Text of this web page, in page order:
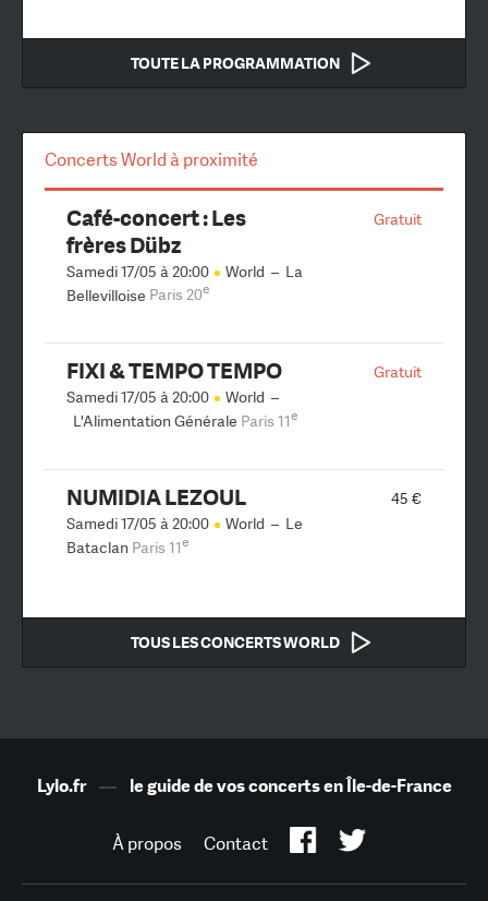
TOUTE LA PROGRAMMATION
Concerts World à proximité
Gratuit
Café-concert : Les
frères Dübz
Samedi 17/05 à 20:00 World – La
Bellevilloise Paris 20e
Gratuit
FIXI & TEMPO TEMPO
Samedi 17/05 à 20:00 World –
L'Alimentation Générale Paris 11e
45 €
NUMIDIA LEZOUL
Samedi 17/05 à 20:00 World – Le
Bataclan Paris 11e
TOUS LES CONCERTS WORLD
Lylo.fr— le guide de vos concerts en Île-de-France
À propos Contact